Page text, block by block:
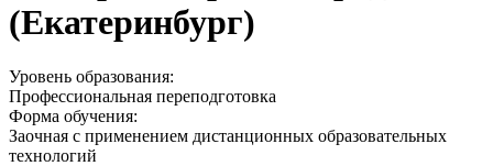
(Екатеринбург)
Уровень образования:
Профессиональная переподготовка
Форма обучения:
Заочная с применением дистанционных образовательных
технологий